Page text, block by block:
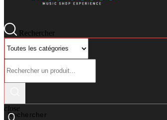
Rechercher
Rechercher
close